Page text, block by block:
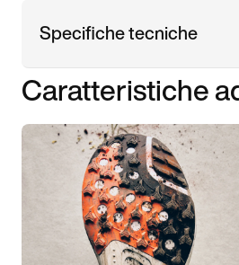
Specifiche tecniche
Caratteristiche